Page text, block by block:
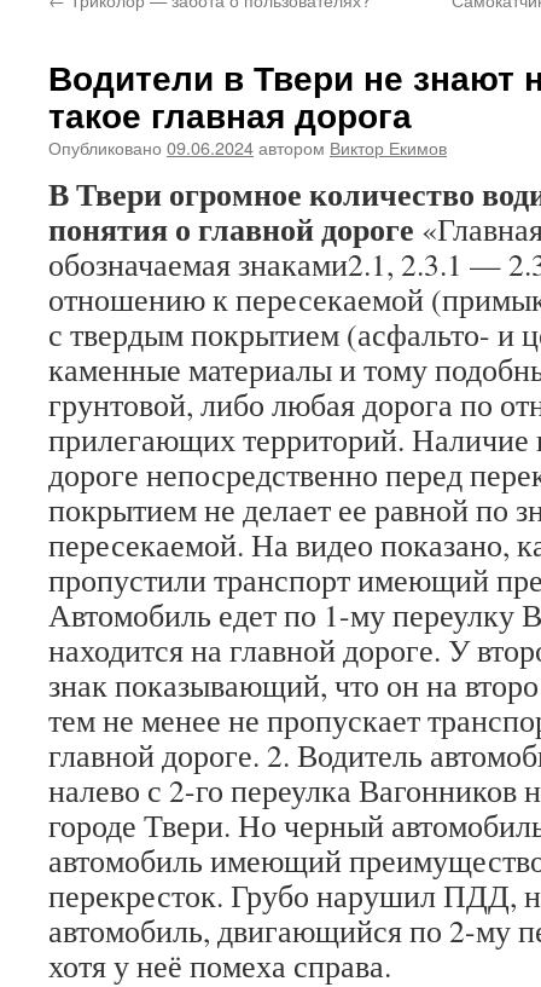
Водители в Твери не знают
такое главная дорога
Опубликовано 09.06.2024автором Виктор Екимов
В Твери огромное количество
понятия о главной дороге
обозначаемая знаками2.1, 2.3.1 —
отношению к пересекаемой
с твердым покрытием (асфальто- и
каменные материалы и тому
грунтовой, либо любая дорога по
прилегающих территорий. Наличие
дороге непосредственно перед
покрытием не делает ее равной по
пересекаемой. На видео показано,
пропустили транспорт имеющий
Автомобиль едет по 1-му переулку
находится на главной дороге. У
знак показывающий, что он на
тем не менее не пропускает
главной дороге. 2. Водитель
налево с 2-го переулка Вагонников
городе Твери. Но черный
автомобиль имеющий
перекресток. Грубо нарушил ПДД,
автомобиль, двигающийся по 2-му
хотя у неё помеха справа.